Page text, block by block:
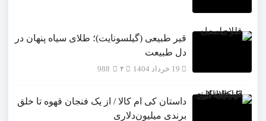
قیر طبیعی (گیلسونایت)؛ طلای سیاه پنهان در
دل طبیعت
19 خرداد 1404 988
داستان کی ام کالا / از یک فنجان قهوه تا خلق
برندی میلیون‌دلاری